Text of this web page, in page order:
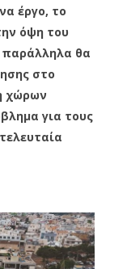
έργο, το
όψη του
παράλληλα θα
στο
χώρων
για τους